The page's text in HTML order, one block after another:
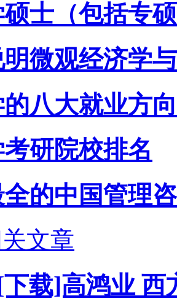
士（包括专
微观经济学
八大就业方
研院校排名
全的中国管理
文章
载]高鸿业 西